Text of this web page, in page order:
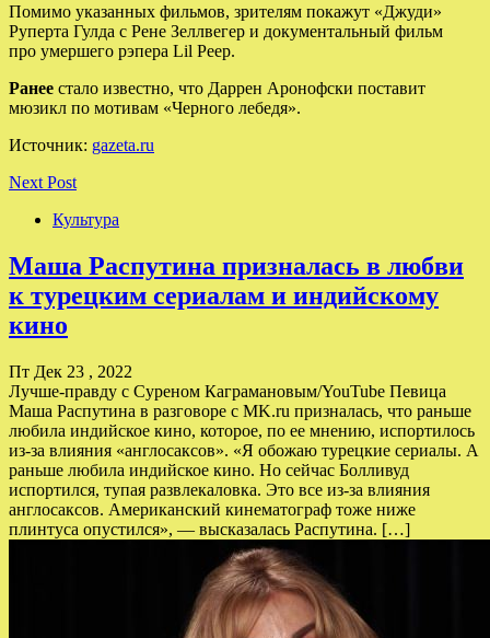
Помимо указанных фильмов, зрителям покажут «Джуди»
Руперта Гулда с Рене Зеллвегер и документальный фильм
про умершего рэпера Lil Peep.
Ранее стало известно, что Даррен Аронофски поставит
мюзикл по мотивам «Черного лебедя».
Источник: gazeta.ru
Next Post
Культура
Маша Распутина призналась в любви
к турецким сериалам и индийскому
кино
Пт Дек 23 , 2022
Лучше-правду с Суреном Каграмановым/YouTube Певица
Маша Распутина в разговоре с MK.ru призналась, что раньше
любила индийское кино, которое, по ее мнению, испортилось
из-за влияния «англосаксов». «Я обожаю турецкие сериалы. А
раньше любила индийское кино. Но сейчас Болливуд
испортился, тупая развлекаловка. Это все из-за влияния
англосаксов. Американский кинематограф тоже ниже
плинтуса опустился», — высказалась Распутина. […]